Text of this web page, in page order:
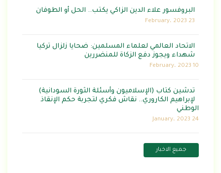
البروفسور علاء الدين الزاكي يكتب.. الحل أو الطوفان
23 February، 2023
الاتحاد العالمي لعلماء المسلمين: ضحايا زلزال تركيا
شهداء ويجوز دفع الزكاة للمنضررين
10 February، 2023
تدشين كتاب (الإسلاميون وأسئلة الثورة السودانية)
لإبراهيم الكاروري.. نقاش فكري لتجربة حكم الإنقاذ
الوطني
24 January، 2023
جميع الاخبار